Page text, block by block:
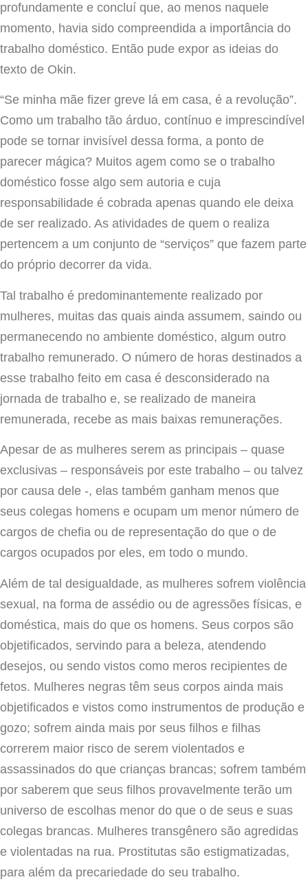
profundamente e concluí que, ao menos naquele
momento, havia sido compreendida a importância do
trabalho doméstico. Então pude expor as ideias do
texto de Okin.
“Se minha mãe fizer greve lá em casa, é a revolução”.
Como um trabalho tão árduo, contínuo e imprescindível
pode se tornar invisível dessa forma, a ponto de
parecer mágica? Muitos agem como se o trabalho
doméstico fosse algo sem autoria e cuja
responsabilidade é cobrada apenas quando ele deixa
de ser realizado. As atividades de quem o realiza
pertencem a um conjunto de “serviços” que fazem parte
do próprio decorrer da vida.
Tal trabalho é predominantemente realizado por
mulheres, muitas das quais ainda assumem, saindo ou
permanecendo no ambiente doméstico, algum outro
trabalho remunerado. O número de horas destinados a
esse trabalho feito em casa é desconsiderado na
jornada de trabalho e, se realizado de maneira
remunerada, recebe as mais baixas remunerações.
Apesar de as mulheres serem as principais – quase
exclusivas – responsáveis por este trabalho – ou talvez
por causa dele -, elas também ganham menos que
seus colegas homens e ocupam um menor número de
cargos de chefia ou de representação do que o de
cargos ocupados por eles, em todo o mundo.
Além de tal desigualdade, as mulheres sofrem violência
sexual, na forma de assédio ou de agressões físicas, e
doméstica, mais do que os homens. Seus corpos são
objetificados, servindo para a beleza, atendendo
desejos, ou sendo vistos como meros recipientes de
fetos. Mulheres negras têm seus corpos ainda mais
objetificados e vistos como instrumentos de produção e
gozo; sofrem ainda mais por seus filhos e filhas
correrem maior risco de serem violentados e
assassinados do que crianças brancas; sofrem também
por saberem que seus filhos provavelmente terão um
universo de escolhas menor do que o de seus e suas
colegas brancas. Mulheres transgênero são agredidas
e violentadas na rua. Prostitutas são estigmatizadas,
para além da precariedade do seu trabalho.